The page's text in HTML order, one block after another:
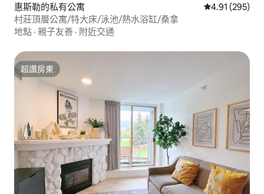
惠斯勒的私有公寓 從 295 則評價
4.91 (295)
村莊頂層公寓/特大床/泳池/熱水浴缸/桑拿
地點 · 親子友善 · 附近交通
超讚房東
超讚房東